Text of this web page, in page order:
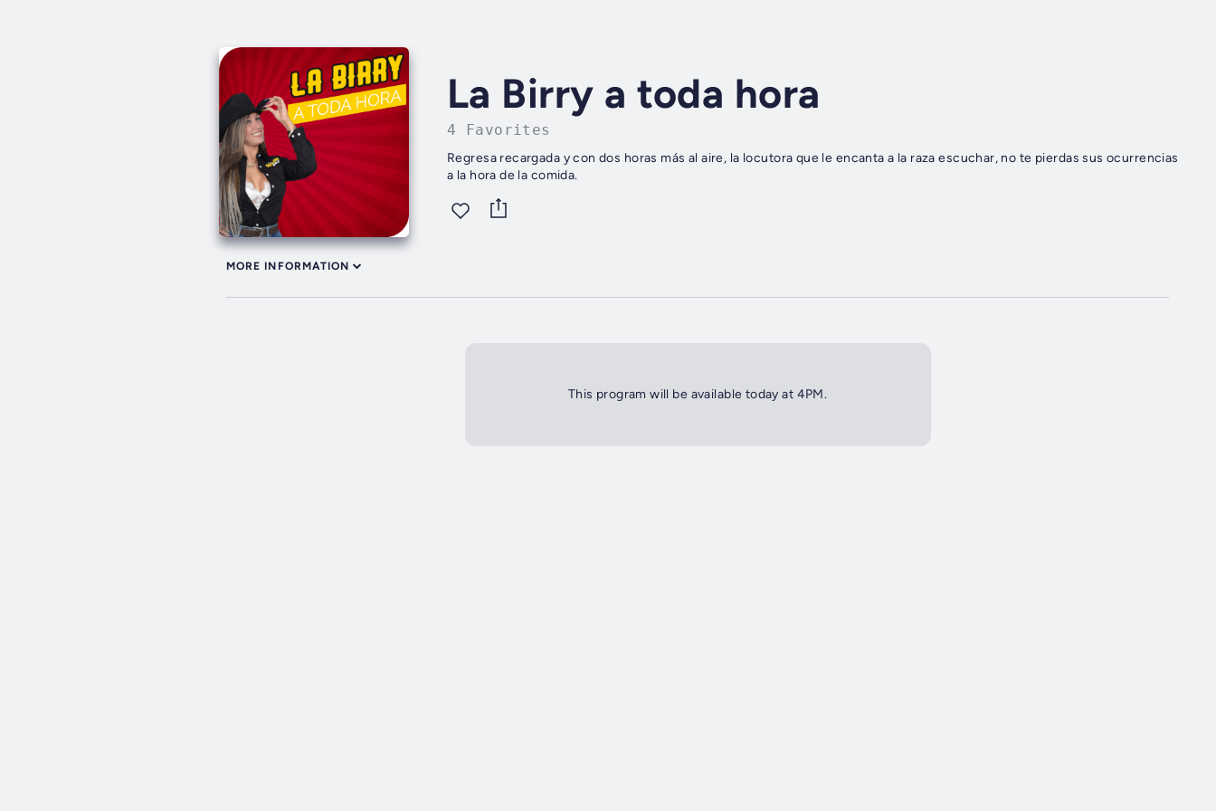
La Birry a toda hora
4 Favorites
Regresa recargada y con dos horas más al aire, la locutora que le encanta a la raza escuchar, no te pierdas sus ocurrencias
a la hora de la comida.
MORE INFORMATION
This program will be available today at 4PM.